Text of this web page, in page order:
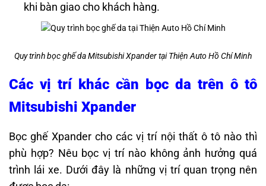
khi bàn giao cho khách hàng. ​
Quy trình bọc ghế da Mitsubishi Xpander tại Thiện Auto Hồ Chí Minh
Các vị trí khác cần bọc da trên ô tô
Mitsubishi Xpander
Bọc ghế Xpander cho các vị trí nội thất ô tô nào thì
phù hợp? Nêu bọc vị trí nào không ảnh hưởng quá
trình lái xe. Dưới đây là những vị trí quan trọng nên